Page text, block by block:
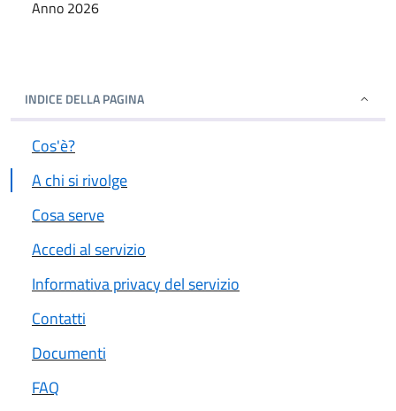
Anno 2026
INDICE DELLA PAGINA
Cos'è?
A chi si rivolge
Cosa serve
Accedi al servizio
Informativa privacy del servizio
Contatti
Documenti
FAQ